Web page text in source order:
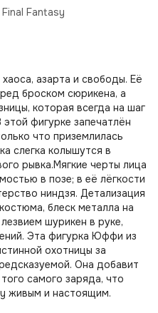
Final Fantasy
азарта и свободы. Её
броском сюрикена, а
которая всегда на шаг
фигурке запечатлён
что приземлилась
слегка колышутся в
рывка.Мягкие черты лица
в позе; в её лёгкости
ниндзя. Детализация
блеск металла на
шурикен в руке,
Эта фигурка Юффи из
охотницы за
Она добавит
самого заряда, что
живым и настоящим.